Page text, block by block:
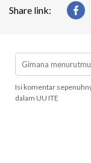
Share link:
Isi komentar
dalam UU ITE